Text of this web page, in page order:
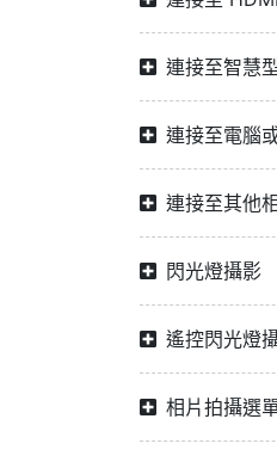
連接至智慧
連接至電腦
連接至其他
閃光燈攝影
遙控閃光燈
相片拍攝選